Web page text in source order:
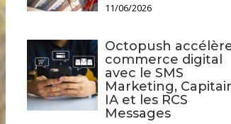
11/06/2026
Octopush
commerce digital
avec le SMS
Marketing,
IA et les RCS
Messages